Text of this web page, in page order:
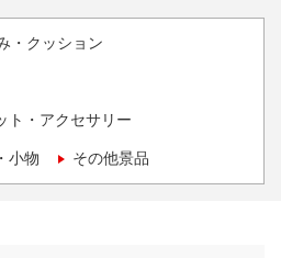
・クッション
ト・アクセサリー
小物 その他景品